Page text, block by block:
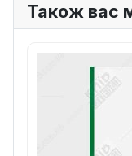
Також вас